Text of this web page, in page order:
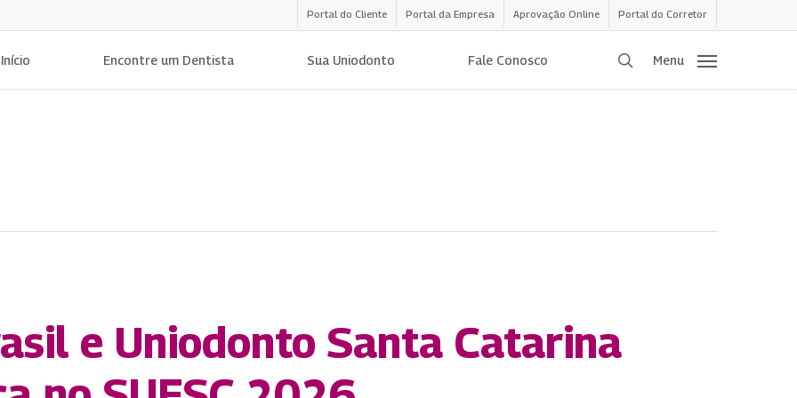
Portal do Cliente Portal da Empresa Aprovação Online Portal do Corretor
Início Encontre um Dentista Sua Uniodonto Fale Conosco procurar
Menu
e Uniodonto Santa Catarina